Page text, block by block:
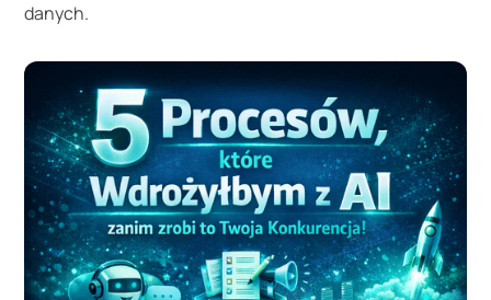
danych.